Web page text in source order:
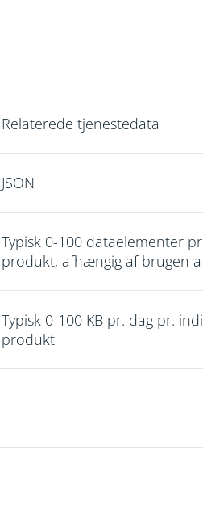
Relaterede tjenestedata
JSON
Typisk 0-100 dataelementer
produkt, afhængig af brugen
Typisk 0-100 KB pr. dag pr.
produkt